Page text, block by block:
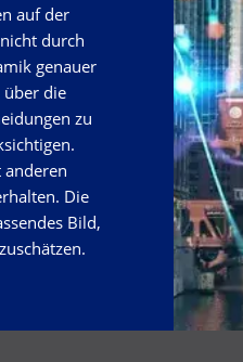
auf der
durch
genauer
über die
zu
anderen
Die
Bild,